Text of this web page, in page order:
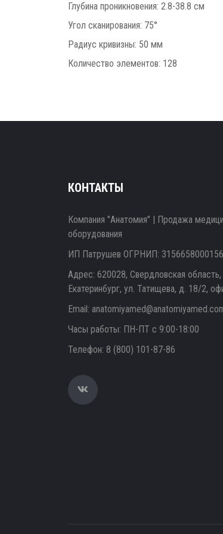
Глубина проникновения: 2.8-38.8 см
Угол сканирования: 75°
Радиус кривизны: 50 мм
Количество элементов: 128
КОНТАКТЫ
Компания "Анатомия" | Продажа
оборудования
ИП Патрушев ОГРНИП:
Адрес: 620028, Свердловская область,
Екатеринбург, ул. Татищева, д. 18/2,
Email:
Часы работы: ПН-ПТ с 9:00-18:00
Телефон: 8 (800) 101-87-86